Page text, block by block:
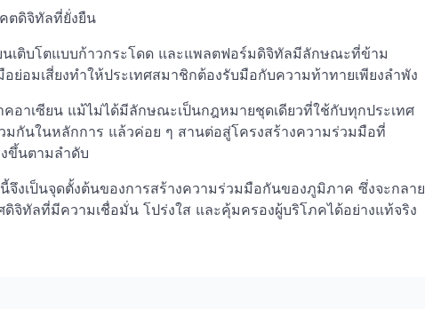
ตดิจิทัลที่ยั่งยืน
นเติบโตแบบก้าวกระโดด และแพลตฟอร์มดิจิทัลมีลักษณะที่ข้าม
อมเสี่ยงทำให้ประเทศสมาชิกต้องรับมือกับความท้าทายเพียงลำพัง
คอาเซียน แม้ไม่ได้มีลักษณะเป็นกฎหมายชุดเดียวที่ใช้กับทุกประเทศ
มกันในหลักการ แล้วค่อย ๆ สานต่อสู่โครงสร้างความร่วมมือที่
ขึ้นตามลำดับ
จึงเป็นจุดตั้งต้นของการสร้างความร่วมมือกันของภูมิภาค ซึ่งจะกลาย
ดิจิทัลที่มีความเชื่อมั่น โปร่งใส และคุ้มครองผู้บริโภคได้อย่างแท้จริง